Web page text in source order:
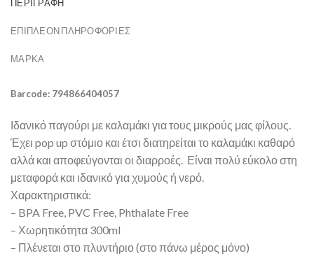
ΠΕΡΙΓΡΑΦΉ
ΕΠΙΠΛΈΟΝ ΠΛΗΡΟΦΟΡΊΕΣ
ΜΆΡΚΑ
Barcode: 794866404057
Ιδανικό παγούρι με καλαμάκι για τους μικρούς μας φίλους.
Έχει pop up στόμιο και έτσι διατηρείται το καλαμάκι καθαρό
αλλά και αποφεύγονται οι διαρροές. Είναι πολύ εύκολο στη
μεταφορά και ιδανικό για χυμούς ή νερό.
Χαρακτηριστικά:
– BPA Free, PVC Free, Phthalate Free
– Χωρητικότητα 300ml
– Πλένεται στο πλυντήριο (στο πάνω μέρος μόνο)